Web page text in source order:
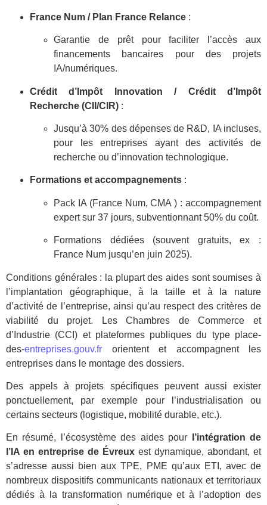
France Num / Plan France Relance :
Garantie de prêt pour faciliter l’accès aux
financements bancaires pour des projets
IA/numériques.
Crédit d’Impôt Innovation / Crédit d’Impôt
Recherche (CII/CIR) :
Jusqu’à 30% des dépenses de R&D, IA incluses,
pour les entreprises ayant des activités de
recherche ou d’innovation technologique.
Formations et accompagnements :
Pack IA (France Num, CMA ) : accompagnement
expert sur 37 jours, subventionnant 50% du coût.
Formations dédiées (souvent gratuits, ex :
France Num jusqu’en juin 2025).
Conditions générales : la plupart des aides sont soumises à
l’implantation géographique, à la taille et à la nature
d’activité de l’entreprise, ainsi qu’au respect des critères de
viabilité du projet. Les Chambres de Commerce et
d’Industrie (CCI) et plateformes publiques du type place-
des-entreprises.gouv.fr orientent et accompagnent les
entreprises dans le montage des dossiers.
Des appels à projets spécifiques peuvent aussi exister
ponctuellement, par exemple pour l’industrialisation ou
certains secteurs (logistique, mobilité durable, etc.).
En résumé, l’écosystème des aides pour
l’intégration de
l’IA en entreprise de Évreux est dynamique, abondant, et
s’adresse aussi bien aux TPE, PME qu’aux ETI, avec de
nombreux dispositifs communicants nationaux et territoriaux
dédiés à la transformation numérique et à l’adoption des